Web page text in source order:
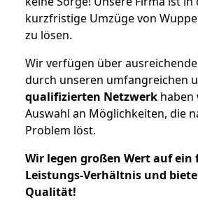
kurzfristige Umzüge von
zu lösen.
Wir verfügen über
durch unseren umfangreichen
qualifizierten Netzwerk haben
Auswahl an Möglichkeiten, die
Problem löst.
Wir legen großen Wert auf ein
Leistungs-Verhältnis und
Qualität!